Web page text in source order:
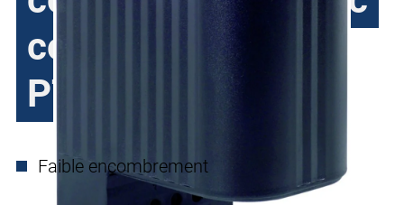
conducteur à froid
PTC
Faible encombrement